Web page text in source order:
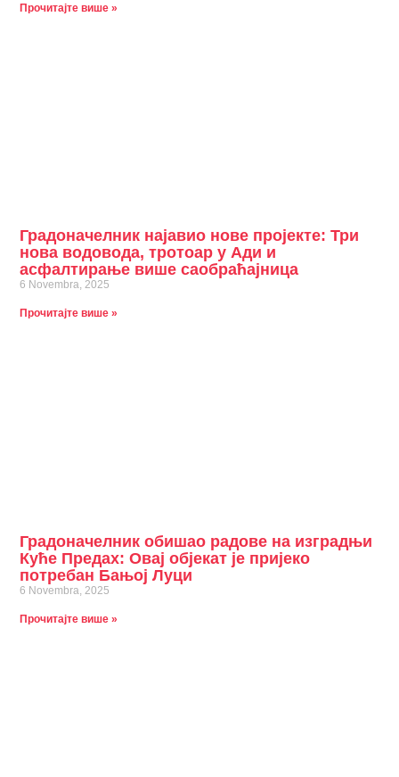
Прочитајте више »
Градоначелник најавио нове пројекте: Три
нова водовода, тротоар у Ади и
асфалтирање више саобраћајница
6 Novembra, 2025
Прочитајте више »
Градоначелник обишао радове на изградњи
Куће Предах: Овај објекат је пријеко
потребан Бањој Луци
6 Novembra, 2025
Прочитајте више »